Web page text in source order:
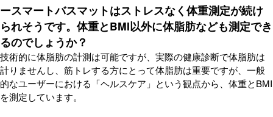
ースマートバスマットはストレスなく体重測定が続け
られそうです。体重とBMI以外に体脂肪なども測定でき
るのでしょうか？
技術的に体脂肪の計測は可能ですが、実際の健康診断で体脂肪は
計りませんし、筋トレする方にとって体脂肪は重要ですが、一般
的なユーザーにおける「ヘルスケア」という観点から、体重とBMI
を測定しています。